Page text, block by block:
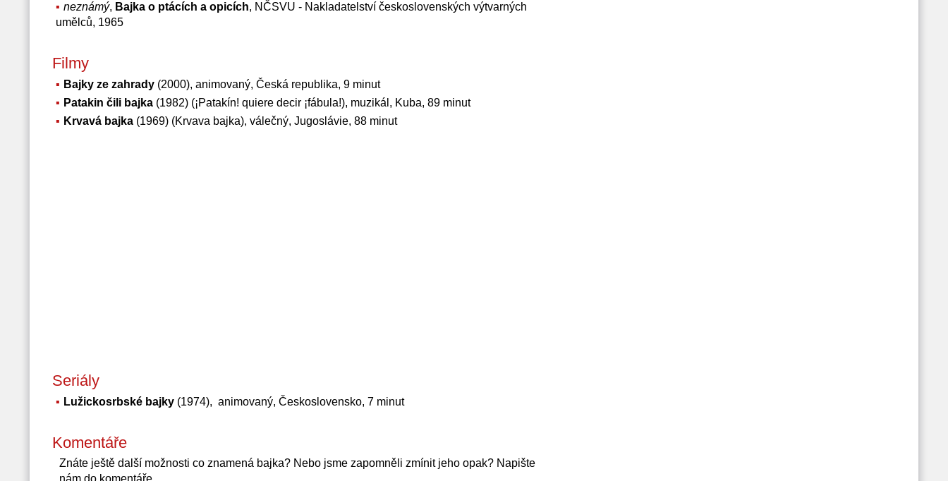
neznámý, Bajka o ptácích a opicích, NČSVU - Nakladatelství československých výtvarných
umělců, 1965
Filmy
Bajky ze zahrady(2000), animovaný, Česká republika, 9 minut
Patakin čili bajka(1982) (¡Patakín! quiere decir ¡fábula!), muzikál, Kuba, 89 minut
Krvavá bajka(1969) (Krvava bajka), válečný, Jugoslávie, 88 minut
Seriály
Lužickosrbské bajky(1974), animovaný, Československo, 7 minut
Komentáře
Znáte ještě další možnosti co znamená bajka? Nebo jsme zapomněli zmínit jeho opak? Napište
nám do komentáře.